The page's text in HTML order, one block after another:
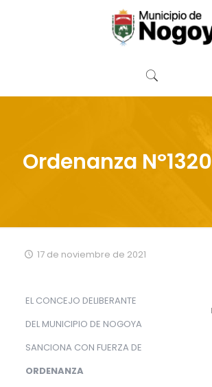
Ordenanza Nº1320
17 de noviembre de 2021
EL CONCEJO DELIBERANTE
DEL MUNICIPIO DE NOGOYA
SANCIONA CON FUERZA DE
ORDENANZA